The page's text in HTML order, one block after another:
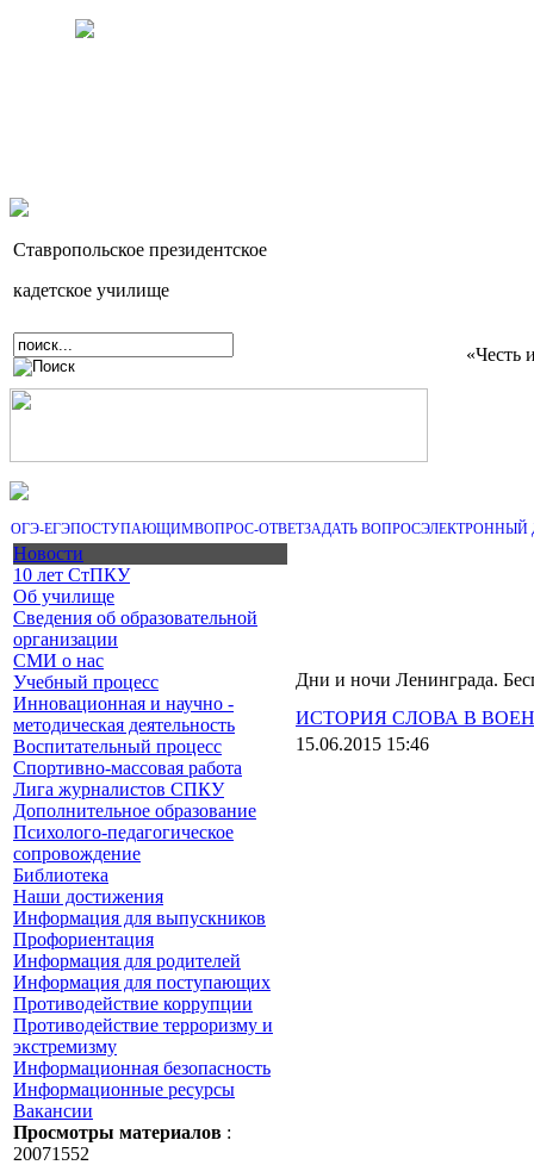
Ставропольское президентское
кадетское училище
«Честь
ОГЭ-ЕГЭПОСТУПАЮЩИМВОПРОС-ОТВЕТЗАДАТЬ ВОПРОСЭЛЕКТРОННЫЙ
Новости
10 лет СтПКУ
Об училище
Сведения об образовательной
организации
СМИ о нас
Учебный процесс
Инновационная и научно -
методическая деятельность
Воспитательный процесс
Спортивно-массовая работа
Лига журналистов СПКУ
Дополнительное образование
Психолого-педагогическое
сопровождение
Библиотека
Наши достижения
Информация для выпускников
Профориентация
Информация для родителей
Информация для поступающих
Противодействие коррупции
Противодействие терроризму и
экстремизму
Информационная безопасность
Информационные ресурсы
Вакансии
Просмотры материалов :
20071552
Дни и ночи Ленинграда.
ИСТОРИЯ СЛОВА В
15.06.2015 15:46